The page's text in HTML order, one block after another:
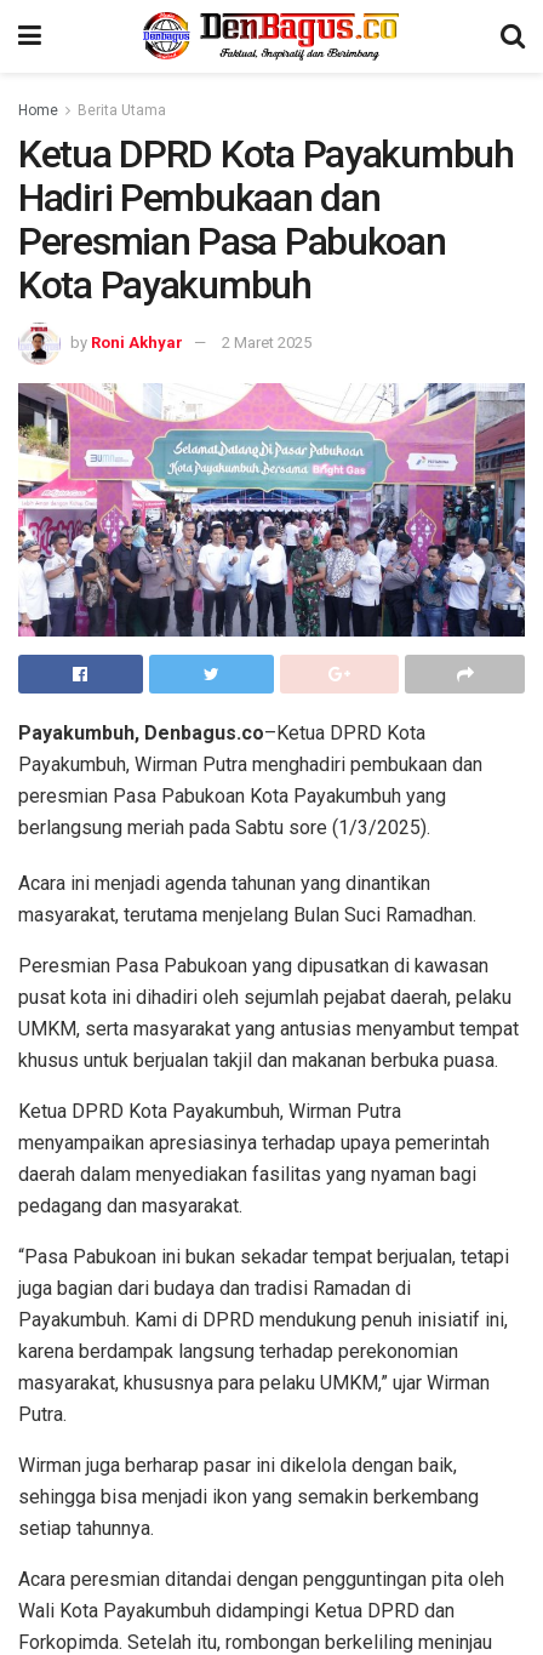
Home Berita Utama
Ketua DPRD Kota Payakumbuh
Hadiri Pembukaan dan
Peresmian Pasa Pabukoan
Kota Payakumbuh
by Roni Akhyar 2 Maret 2025
Payakumbuh, Denbagus.co–Ketua DPRD Kota
Payakumbuh, Wirman Putra menghadiri pembukaan dan
peresmian Pasa Pabukoan Kota Payakumbuh yang
berlangsung meriah pada Sabtu sore (1/3/2025).
Acara ini menjadi agenda tahunan yang dinantikan
masyarakat, terutama menjelang Bulan Suci Ramadhan.
Peresmian Pasa Pabukoan yang dipusatkan di kawasan
pusat kota ini dihadiri oleh sejumlah pejabat daerah, pelaku
UMKM, serta masyarakat yang antusias menyambut tempat
khusus untuk berjualan takjil dan makanan berbuka puasa.
Ketua DPRD Kota Payakumbuh, Wirman Putra
menyampaikan apresiasinya terhadap upaya pemerintah
daerah dalam menyediakan fasilitas yang nyaman bagi
pedagang dan masyarakat.
“Pasa Pabukoan ini bukan sekadar tempat berjualan, tetapi
juga bagian dari budaya dan tradisi Ramadan di
Payakumbuh. Kami di DPRD mendukung penuh inisiatif ini,
karena berdampak langsung terhadap perekonomian
masyarakat, khususnya para pelaku UMKM,” ujar Wirman
Putra.
Wirman juga berharap pasar ini dikelola dengan baik,
sehingga bisa menjadi ikon yang semakin berkembang
setiap tahunnya.
Acara peresmian ditandai dengan pengguntingan pita oleh
Wali Kota Payakumbuh didampingi Ketua DPRD dan
Forkopimda. Setelah itu, rombongan berkeliling meninjau